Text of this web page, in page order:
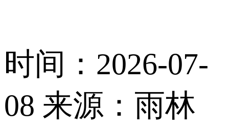
时间：2026-07-
08 来源：雨林